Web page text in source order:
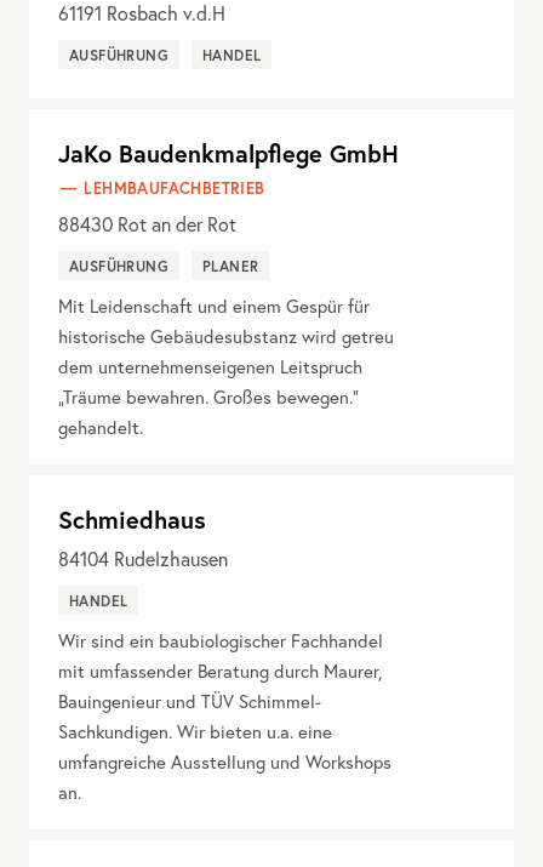
61191 Rosbach v.d.H
AUSFÜHRUNG HANDEL
JaKo Baudenkmalpflege GmbH
LEHMBAUFACHBETRIEB
88430 Rot an der Rot
AUSFÜHRUNG PLANER
Mit Leidenschaft und einem Gespür für
historische Gebäudesubstanz wird getreu
dem unternehmenseigenen Leitspruch
„Träume bewahren. Großes bewegen.“
gehandelt.
Schmiedhaus
84104 Rudelzhausen
HANDEL
Wir sind ein baubiologischer Fachhandel
mit umfassender Beratung durch Maurer,
Bauingenieur und TÜV Schimmel-
Sachkundigen. Wir bieten u.a. eine
umfangreiche Ausstellung und Workshops
an.